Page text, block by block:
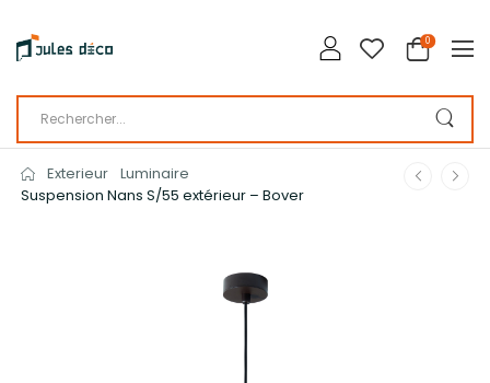
0
Exterieur Luminaire
Suspension Nans S/55 extérieur – Bover